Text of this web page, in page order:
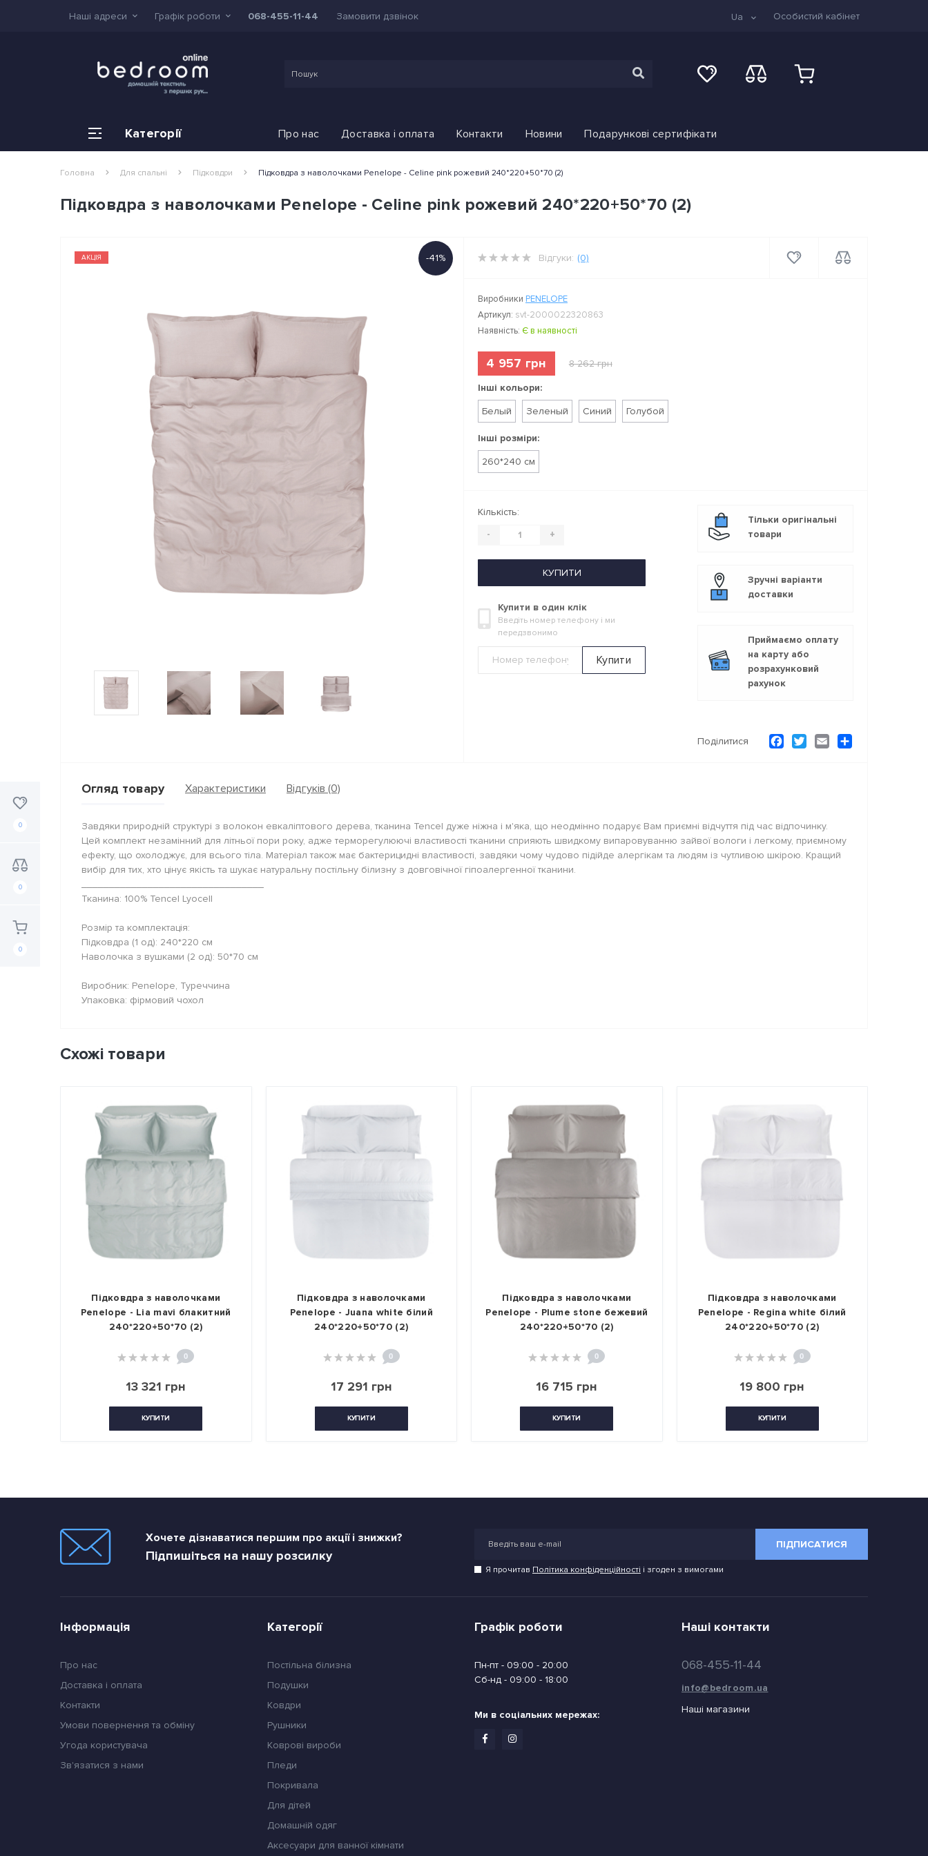
0
0
0
Наші адреси Графік роботи 068-455-11-44 Замовити дзвінок Ua Особистий кабінет
Категорії Про нас Доставка і оплата Контакти Новини Подарункові сертифікати
Головна Для спальні Підковдри Підковдра з наволочками Penelope - Celine pink рожевий 240*220+50*70 (2)
Підковдра з наволочками Penelope - Celine pink рожевий 240*220+50*70 (2)
-41%
АКЦІЯ Відгуки: (0)
Виробники PENELOPE
Артикул: svt-2000022320863
Наявність: Є в наявності
4 957 грн 8 262 грн
Інші кольори:
Белый
Зеленый Синий Голубой
Інші розміри:
260*240 см
Кількість:
- +
КУПИТИ
Купити в один клік
Введіть номер телефону і ми
передзвонимо
Купити
Тільки оригінальні
товари
Зручні варіанти
доставки
Приймаємо оплату
на карту або
розрахунковий
рахунок
Поділитися Facebook
TwitterEmail
Огляд товару Характеристики Відгуків (0)
Завдяки природній структурі з волокон евкаліптового дерева, тканина Tencel дуже ніжна і м'яка, що неодмінно подарує Вам приємні відчуття під час відпочинку.
Цей комплект незамінний для літньої пори року, адже терморегулюючі властивості тканини сприяють швидкому випаровуванню зайвої вологи і легкому, приємному
ефекту, що охолоджує, для всього тіла. Матеріал також має бактерицидні властивості, завдяки чому чудово підійде алергікам та людям із чутливою шкірою. Кращий
вибір для тих, хто цінує якість та шукає натуральну постільну білизну з довговічної гіпоалергенної тканини.
Тканина: 100% Tencel Lyocell
Розмір та комплектація:
Підковдра (1 од): 240*220 см
Наволочка з вушками (2 од): 50*70 см
Виробник: Penelope, Туреччина
Упаковка: фірмовий чохол
Схожі товари
Підковдра з наволочками
Penelope - Lia mavi блакитний
240*220+50*70 (2)
13 321 грн
КУПИТИ
Підковдра з наволочками
Penelope - Juana white білий
240*220+50*70 (2)
17 291 грн
КУПИТИ
Підковдра з наволочками
Penelope - Plume stone бежевий
240*220+50*70 (2)
16 715 грн
КУПИТИ
Підковдра з наволочками
Penelope - Regina white білий
240*220+50*70 (2)
19 800 грн
КУПИТИ
Хочете дізнаватися першим про акції і знижки?
Підпишіться на нашу розсилку
ПІДПИСАТИСЯ
Я прочитав Політика конфіденційності і згоден з вимогами
Інформація
Про нас
Доставка і оплата
Контакти
Умови повернення та обміну
Угода користувача
Зв'язатися з нами
Категорії
Постільна білизна
Подушки
Ковдри
Pушники
Коврові вироби
Пледи
Покривала
Для дітей
Домашній одяг
Аксесуари для ванної кімнати
Графік роботи
Пн-пт - 09:00 - 20:00
Сб-нд - 09:00 - 18:00
Ми в соціальних мережах:
Наші контакти
068-455-11-44
info@bedroom.ua
Наші магазини